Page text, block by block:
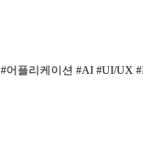
#어플리케이션 #AI #UI/UX